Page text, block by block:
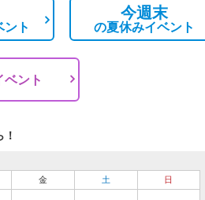
ト
今週末
の夏休みイベント
ベント
金 土 日